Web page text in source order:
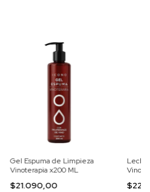
Gel Espuma de Limpieza
Vinoterapia x200 ML
$21.090,00